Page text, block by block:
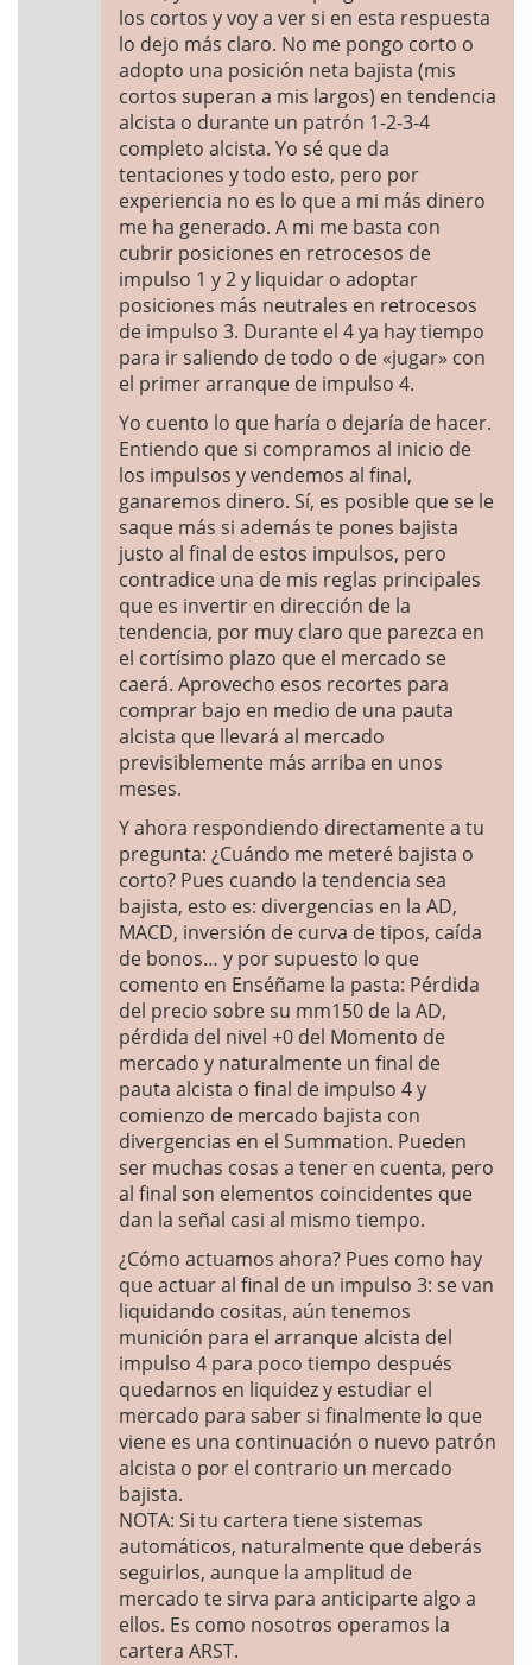
los cortos y voy a ver si en esta respuesta
lo dejo más claro. No me pongo corto o
adopto una posición neta bajista (mis
cortos superan a mis largos) en tendencia
alcista o durante un patrón 1-2-3-4
completo alcista. Yo sé que da
tentaciones y todo esto, pero por
experiencia no es lo que a mi más dinero
me ha generado. A mi me basta con
cubrir posiciones en retrocesos de
impulso 1 y 2 y liquidar o adoptar
posiciones más neutrales en retrocesos
de impulso 3. Durante el 4 ya hay tiempo
para ir saliendo de todo o de «jugar» con
el primer arranque de impulso 4.
Yo cuento lo que haría o dejaría de hacer.
Entiendo que si compramos al inicio de
los impulsos y vendemos al final,
ganaremos dinero. Sí, es posible que se le
saque más si además te pones bajista
justo al final de estos impulsos, pero
contradice una de mis reglas principales
que es invertir en dirección de la
tendencia, por muy claro que parezca en
el cortísimo plazo que el mercado se
caerá. Aprovecho esos recortes para
comprar bajo en medio de una pauta
alcista que llevará al mercado
previsiblemente más arriba en unos
meses.
Y ahora respondiendo directamente a tu
pregunta: ¿Cuándo me meteré bajista o
corto? Pues cuando la tendencia sea
bajista, esto es: divergencias en la AD,
MACD, inversión de curva de tipos, caída
de bonos… y por supuesto lo que
comento en Enséñame la pasta: Pérdida
del precio sobre su mm150 de la AD,
pérdida del nivel +0 del Momento de
mercado y naturalmente un final de
pauta alcista o final de impulso 4 y
comienzo de mercado bajista con
divergencias en el Summation. Pueden
ser muchas cosas a tener en cuenta, pero
al final son elementos coincidentes que
dan la señal casi al mismo tiempo.
¿Cómo actuamos ahora? Pues como hay
que actuar al final de un impulso 3: se van
liquidando cositas, aún tenemos
munición para el arranque alcista del
impulso 4 para poco tiempo después
quedarnos en liquidez y estudiar el
mercado para saber si finalmente lo que
viene es una continuación o nuevo patrón
alcista o por el contrario un mercado
bajista.
NOTA: Si tu cartera tiene sistemas
automáticos, naturalmente que deberás
seguirlos, aunque la amplitud de
mercado te sirva para anticiparte algo a
ellos. Es como nosotros operamos la
cartera ARST.